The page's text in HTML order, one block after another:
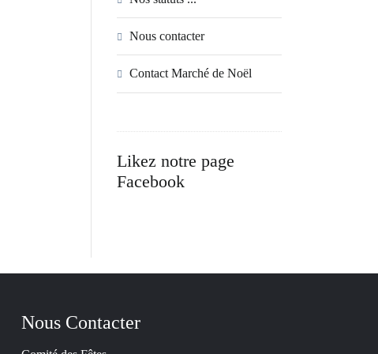
Nous contacter
Contact Marché de Noël
Likez notre page
Facebook
Nous Contacter